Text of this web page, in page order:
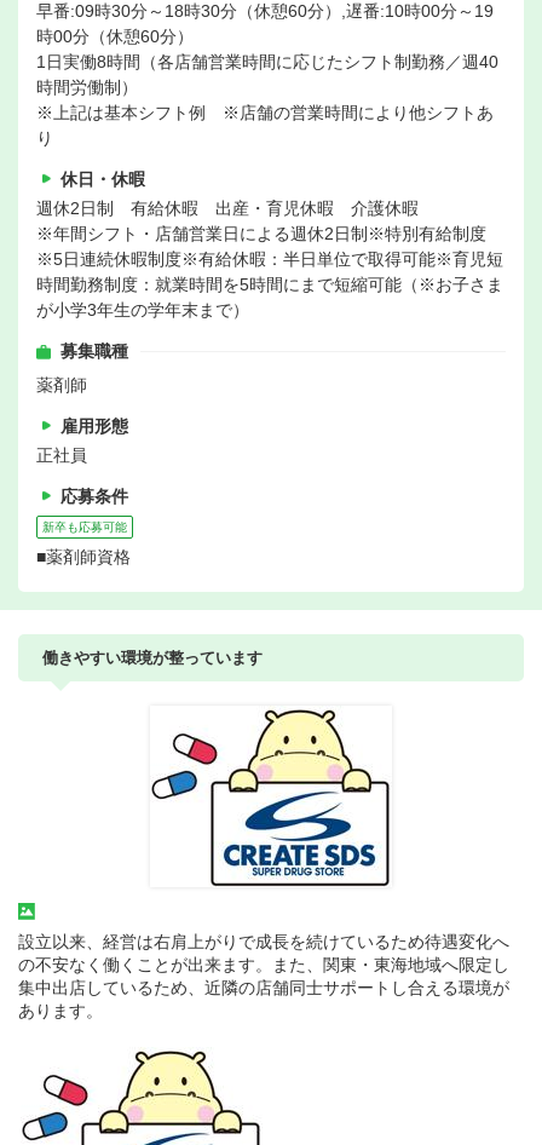
早番:09時30分～18時30分（休憩60分）,遅番:10時00分～19
時00分（休憩60分）
1日実働8時間（各店舗営業時間に応じたシフト制勤務／週40
時間労働制）
※上記は基本シフト例 ※店舗の営業時間により他シフトあ
り
休日・休暇
週休2日制 有給休暇 出産・育児休暇 介護休暇
※年間シフト・店舗営業日による週休2日制※特別有給制度
※5日連続休暇制度※有給休暇：半日単位で取得可能※育児短
時間勤務制度：就業時間を5時間にまで短縮可能（※お子さま
が小学3年生の学年末まで）
募集職種
薬剤師
雇用形態
正社員
応募条件
新卒も応募可能
■薬剤師資格
働きやすい環境が整っています
設立以来、経営は右肩上がりで成長を続けているため待遇変化へ
の不安なく働くことが出来ます。また、関東・東海地域へ限定し
集中出店しているため、近隣の店舗同士サポートし合える環境が
あります。